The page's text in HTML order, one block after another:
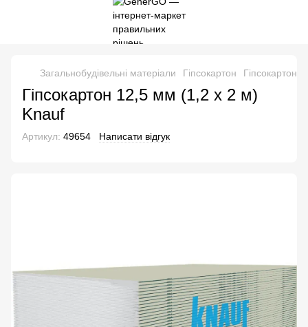
Загальнобудівельні матеріали Гіпсокартон Гіпсокартон
Гіпсокартон 12,5 мм (1,2 х 2 м)
Knauf
Артикул: 49654 Написати відгук